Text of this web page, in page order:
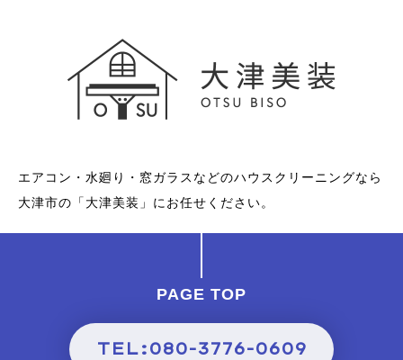
エアコン・水廻り・窓ガラスなどのハウスクリーニングなら
大津市の「大津美装」にお任せください。
PAGE TOP
TEL:080-3776-0609